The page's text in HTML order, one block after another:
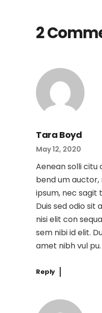
2
Tara Boyd
May 12, 2020
Aenean solli citu
bend um auctor,
ipsum, nec sagit
Duis sed odio
nisi elit con
sem nibi id elit.
amet nibh vul pu.
Reply